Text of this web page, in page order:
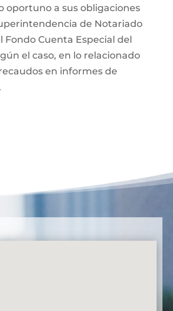
oportuno a sus obligaciones
de Notariado
Fondo Cuenta Especial del
el caso, en lo relacionado
en informes de